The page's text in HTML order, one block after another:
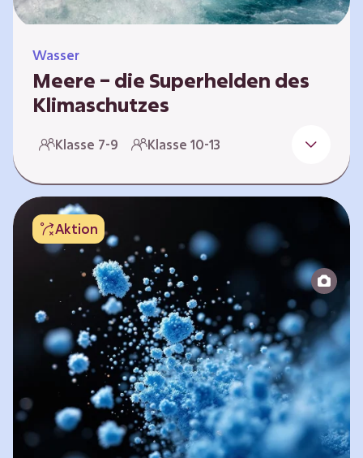
Wasser
Meere – die Superhelden des
Klimaschutzes
Die Meere spielen eine bedeutende Rolle für
unser Klima. Sie speichern große Mengen
extreme Wetterlagen abzufedern. Sie tragen
entscheidend dazu bei, das Klima auf der Erde
stabil zu halten und ermöglichen somit erst
unser Leben. In diesem Lernpfad befasst ihr
euch mit Meeres- und Küstenökosystemen.
Die Schüler:innen…
Klasse 7-9 Klasse 10-13
Aktion